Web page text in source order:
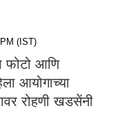
(IST)
फोटो आणि
आयोगाच्या
रोहणी खडसेंनी